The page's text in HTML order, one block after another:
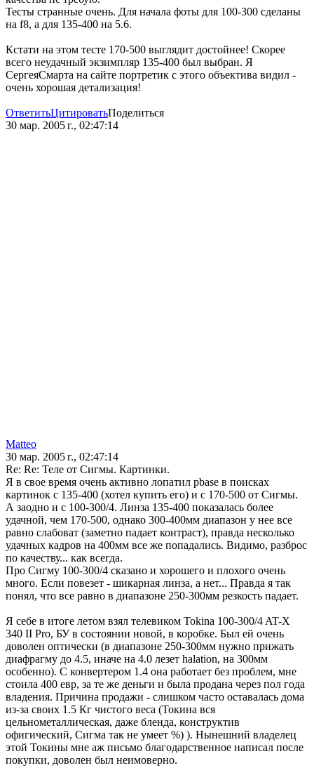
Тесты странные очень. Для начала фоты для 100-300 сделаны
на f8, а для 135-400 на 5.6.
Кстати на этом тесте 170-500 выглядит достойнее! Скорее
всего неудачный экзимпляр 135-400 был выбран. Я
СергеяСмарта на сайте портретик с этого объектива видил -
очень хорошая детализация!
ОтветитьЦитироватьПоделиться
30 мар. 2005 г., 02:47:14
Matteo
30 мар. 2005 г., 02:47:14
Re: Re: Теле от Сигмы. Картинки.
Я в свое время очень активно лопатил pbase в поисках
картинок с 135-400 (хотел купить его) и с 170-500 от Сигмы.
А заодно и с 100-300/4. Линза 135-400 показалась более
удачной, чем 170-500, однако 300-400мм диапазон у нее все
равно слабоват (заметно падает контраст), правда несколько
удачных кадров на 400мм все же попадались. Видимо, разброс
по качеству... как всегда.
Про Сигму 100-300/4 сказано и хорошего и плохого очень
много. Если повезет - шикарная линза, а нет... Правда я так
понял, что все равно в диапазоне 250-300мм резкость падает.
Я себе в итоге летом взял телевиком Tokina 100-300/4 AT-X
340 II Pro, БУ в состоянии новой, в коробке. Был ей очень
доволен оптически (в диапазоне 250-300мм нужно прижать
диафрагму до 4.5, иначе на 4.0 лезет halation, на 300мм
особенно). С конвертером 1.4 она работает без проблем, мне
стоила 400 евр, за те же деньги и была продана через пол года
владения. Причина продажи - слишком часто оставалась дома
из-за своих 1.5 Кг чистого веса (Токина вся
цельнометаллическая, даже бленда, конструктив
офигический, Сигма так не умеет %) ). Нынешний владелец
этой Токины мне аж письмо благодарственное написал после
покупки, доволен был неимоверно.